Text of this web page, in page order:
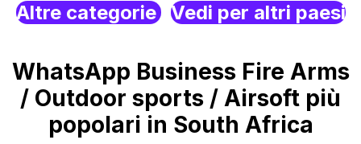
Altre categorie Vedi per altri paesi
WhatsApp Business Fire Arms
/ Outdoor sports / Airsoft più
popolari in South Africa